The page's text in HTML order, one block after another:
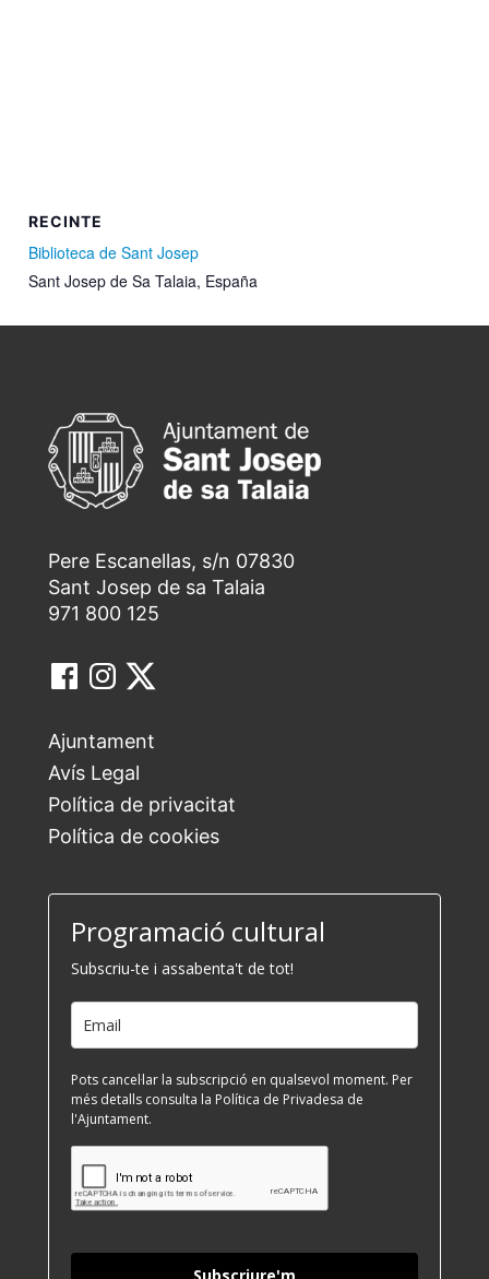
RECINTE
Biblioteca de Sant Josep
Sant Josep de Sa Talaia, España
Pere Escanellas, s/n 07830
Sant Josep de sa Talaia
971 800 125
Ajuntament
Avís Legal
Política de privacitat
Política de cookies
Programació cultural
Subscriu-te i assabenta't de tot!
Pots cancel·lar la subscripció en qualsevol moment. Per
més detalls consulta la Política de Privadesa de
l'Ajuntament.